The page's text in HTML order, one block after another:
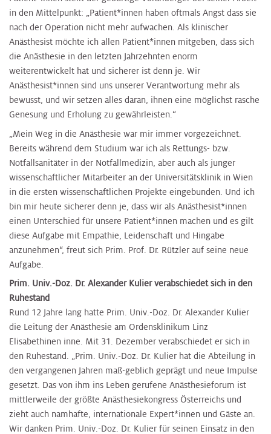
in den Mittelpunkt: „Patient*innen haben oftmals Angst dass sie
nach der Operation nicht mehr aufwachen. Als klinischer
Anästhesist möchte ich allen Patient*innen mitgeben, dass sich
die Anästhesie in den letzten Jahrzehnten enorm
weiterentwickelt hat und sicherer ist denn je. Wir
Anästhesist*innen sind uns unserer Verantwortung mehr als
bewusst, und wir setzen alles daran, ihnen eine möglichst rasche
Genesung und Erholung zu gewährleisten.“
„Mein Weg in die Anästhesie war mir immer vorgezeichnet.
Bereits während dem Studium war ich als Rettungs- bzw.
Notfallsanitäter in der Notfallmedizin, aber auch als junger
wissenschaftlicher Mitarbeiter an der Universitätsklinik in Wien
in die ersten wissenschaftlichen Projekte eingebunden. Und ich
bin mir heute sicherer denn je, dass wir als Anästhesist*innen
einen Unterschied für unsere Patient*innen machen und es gilt
diese Aufgabe mit Empathie, Leidenschaft und Hingabe
anzunehmen“, freut sich Prim. Prof. Dr. Rützler auf seine neue
Aufgabe.
Prim. Univ.-Doz. Dr. Alexander Kulier verabschiedet sich in den
Ruhestand
Rund 12 Jahre lang hatte Prim. Univ.-Doz. Dr. Alexander Kulier
die Leitung der Anästhesie am Ordensklinikum Linz
Elisabethinen inne. Mit 31. Dezember verabschiedet er sich in
den Ruhestand. „Prim. Univ.-Doz. Dr. Kulier hat die Abteilung in
den vergangenen Jahren maß-geblich geprägt und neue Impulse
gesetzt. Das von ihm ins Leben gerufene Anästhesieforum ist
mittlerweile der größte Anästhesiekongress Österreichs und
zieht auch namhafte, internationale Expert*innen und Gäste an.
Wir danken Prim. Univ.-Doz. Dr. Kulier für seinen Einsatz in den